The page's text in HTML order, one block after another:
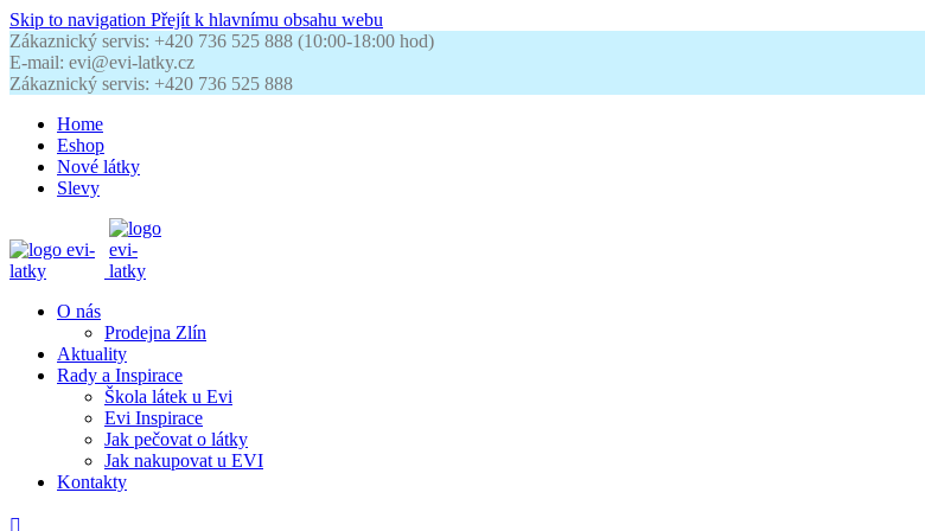
Skip to navigation Přejít k hlavnímu obsahu webu
Zákaznický servis: +420 736 525 888 (10:00-18:00 hod)
E-mail: evi@evi-latky.cz
Zákaznický servis: +420 736 525 888
Home
Eshop
Nové látky
Slevy
O nás
Prodejna Zlín
Aktuality
Rady a Inspirace
Škola látek u Evi
Evi Inspirace
Jak pečovat o látky
Jak nakupovat u EVI
Kontakty